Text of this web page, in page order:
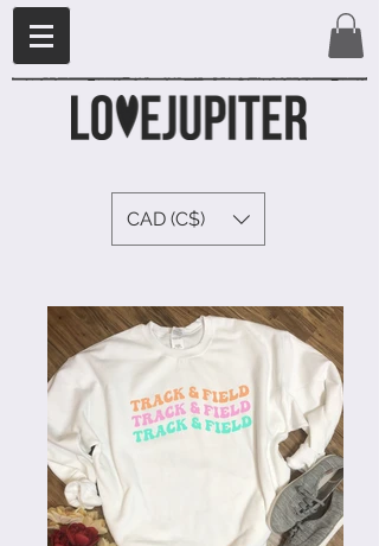
CAD (C$)